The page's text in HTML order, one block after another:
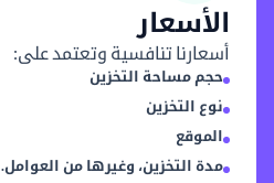
الأسعار
أسعارنا تنافسية وتعتمد على:
حجم مساحة التخزين
نوع التخزين
الموقع
مدة التخزين، وغيرها من العوامل.